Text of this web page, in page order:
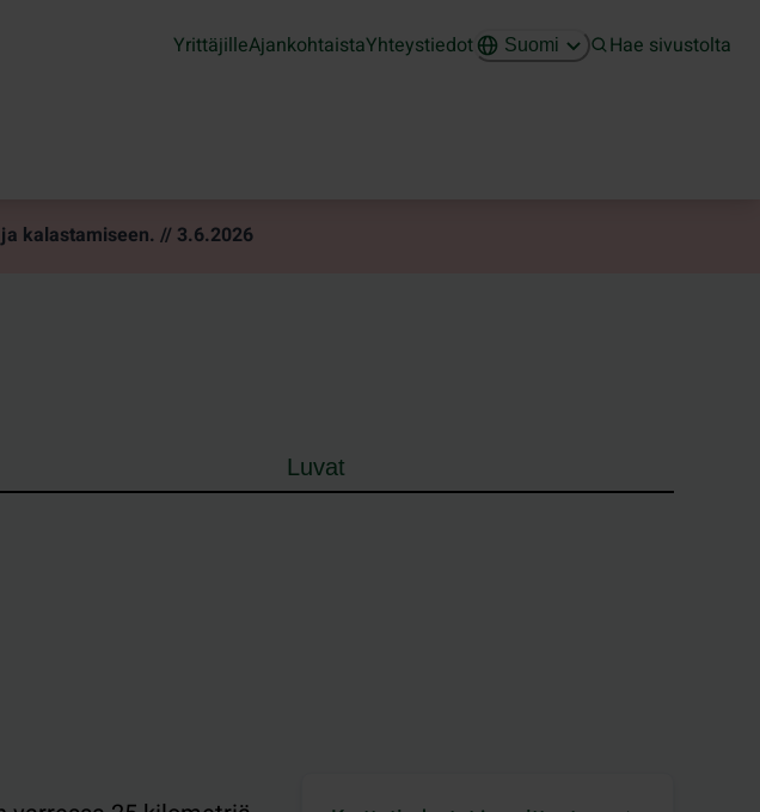
YrittäjilleAjankohtaistaYhteystiedot Suomi Hae sivustolta
kalastamiseen. // 3.6.2026
Luvat